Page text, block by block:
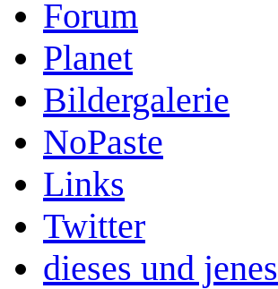
Forum
Planet
Bildergalerie
NoPaste
Links
Twitter
dieses und jenes